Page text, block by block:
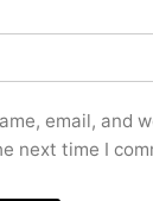
email, and
next time I